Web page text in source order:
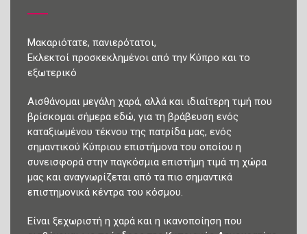
Μακαριότατε, πανιερότατοι,
Εκλεκτοί προσκεκλημένοι από την Κύπρο και το
εξωτερικό
Αισθάνομαι μεγάλη χαρά, αλλά και ιδιαίτερη τιμή που
βρίσκομαι σήμερα εδώ, για τη βράβευση ενός
καταξιωμένου τέκνου της πατρίδα μας, ενός
σημαντικού Κύπριου επιστήμονα του οποίου η
συνεισφορά στην παγκόσμια επιστήμη τιμά τη χώρα
μας και αναγνωρίζεται από τα πιο σημαντικά
επιστημονικά κέντρα του κόσμου.
Είναι ξεχωριστή η χαρά και η ικανοποίηση που